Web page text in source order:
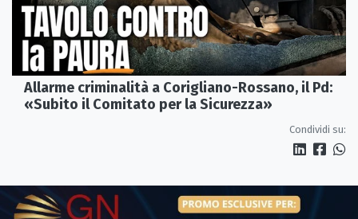
Allarme criminalità a Corigliano-Rossano, il Pd:
«Subito il Comitato per la Sicurezza»
Condividi su: